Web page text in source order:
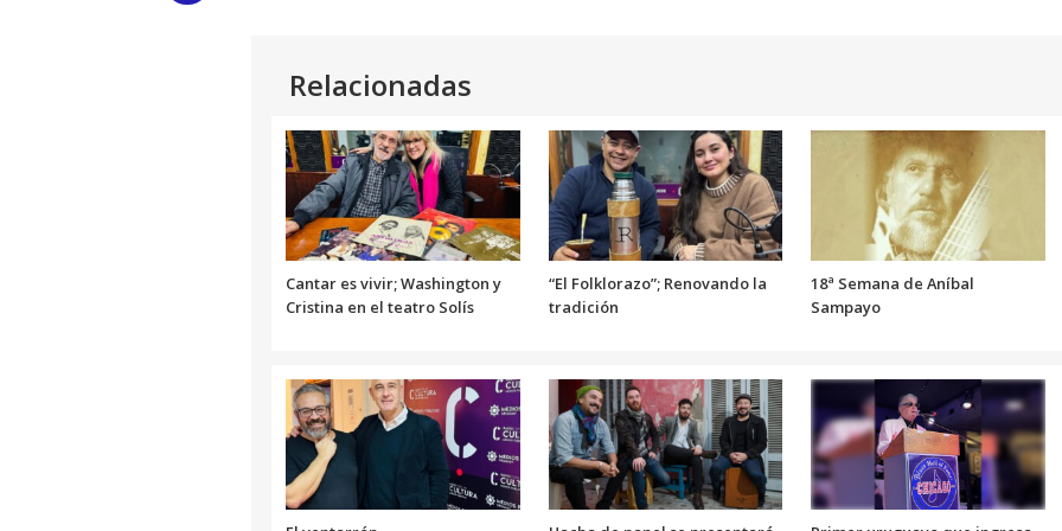
Relacionadas
Cantar es vivir; Washington y
Cristina en el teatro Solís
“El Folklorazo”; Renovando la
tradición
18ª Semana de Aníbal
Sampayo